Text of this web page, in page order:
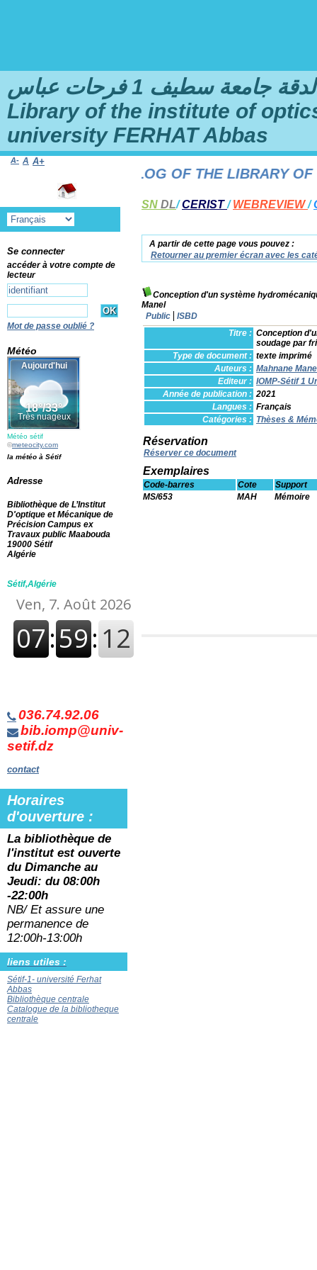
سطيف 1 فرحات عباس
Library of the institute of
university FERHAT Abbas
SN DL/CERIST/WEBREVIEW/
A partir de cette page vous pouvez :
Retourner au premier écran avec les
Conception d'un système
Manel
Public
ISBD
Titre : Conception
soudage par
Type de document : texte imprimé
Auteurs : Mahnane
Editeur : IOMP-Sétif 1
Année de publication : 2021
Langues : Français
Catégories : Thèses &
Réservation
Réserver ce document
Exemplaires
Code-barres Cote
Support
MS/653
MAH Mémoire
ONLINE CATALOG OF THE LIBRARY OF
A- A A+
Se connecter
accéder à votre compte de
lecteur
Mot de passe oublié ?
Météo
Météo sétif
©meteocity.com
la météo à Sétif
Adresse
Bibliothèque de L’Institut
D'optique et Mécanique de
Précision Campus ex
Travaux public Maabouda
19000 Sétif
Algérie
Sétif,Algérie
036.74.92.06
bib.iomp@univ-
setif.dz
contact
Horaires
d'ouverture :
La bibliothèque de
l'institut est ouverte
du Dimanche au
Jeudi: du 08:00h
-22:00h
NB/ Et assure une
permanence de
12:00h-13:00h
liens utiles :
Sétif-1- université Ferhat
Abbas
Bibliothèque centrale
Catalogue de la bibliotheque
centrale